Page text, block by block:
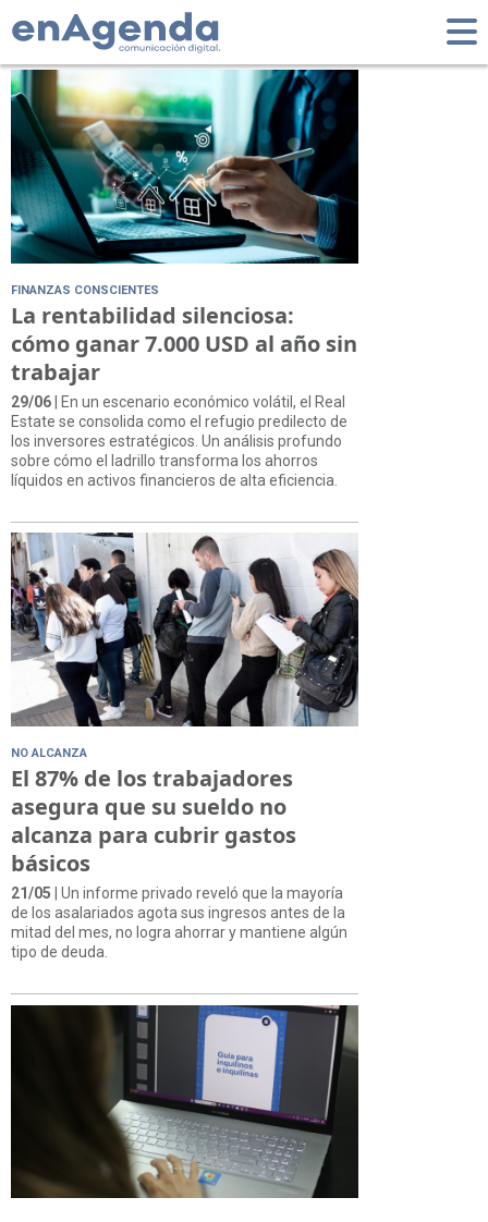
Tag: Alquiler
FINANZAS CONSCIENTES
La rentabilidad silenciosa:
cómo ganar 7.000 USD al año sin
trabajar
29/06 | En un escenario económico volátil, el Real
Estate se consolida como el refugio predilecto de
los inversores estratégicos. Un análisis profundo
sobre cómo el ladrillo transforma los ahorros
líquidos en activos financieros de alta eficiencia.
NO ALCANZA
El 87% de los trabajadores
asegura que su sueldo no
alcanza para cubrir gastos
básicos
21/05 | Un informe privado reveló que la mayoría
de los asalariados agota sus ingresos antes de la
mitad del mes, no logra ahorrar y mantiene algún
tipo de deuda.